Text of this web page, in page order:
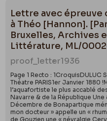
Lettre avec épreuve
à Théo [Hannon].
Bruxelles, Archives
Littérature, ML/
proof_letter1936
Page 1 Recto : 1CroquisDULUC
Théatre PARIS1er Janvier 1880
l’aquafortiste le plus accablé
Navarre & de la République
Décembre de Bonapartique
mon docteur » appelle un «
de Gouzien une « névralgie